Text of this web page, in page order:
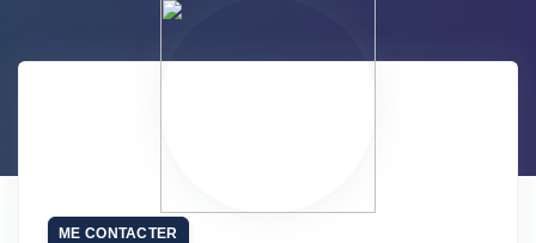
ARTICLES
ME CONTACTER